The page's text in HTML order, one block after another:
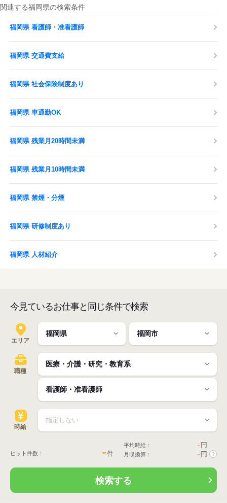
関連する福岡県の検索条件
福岡県 看護師・准看護師
福岡県 交通費支給
福岡県 社会保険制度あり
福岡県 車通勤OK
福岡県 残業月20時間未満
福岡県 残業月10時間未満
福岡県 禁煙・分煙
福岡県 研修制度あり
福岡県 人材紹介
今見ているお仕事と同じ条件で検索
エリア
職種
時給
ヒット件数： -件
平均時給： - 円
月収換算： - 円 ?
検索する